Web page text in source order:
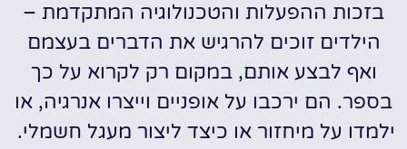
בזכות ההפעלות והטכנולוגיה המתקדמת –
הילדים זוכים להרגיש את הדברים בעצמם
ואף לבצע אותם, במקום רק לקרוא על כך
בספר. הם ירכבו על אופניים וייצרו אנרגיה, או
ילמדו על מיחזור או כיצד ליצור מעגל חשמלי.